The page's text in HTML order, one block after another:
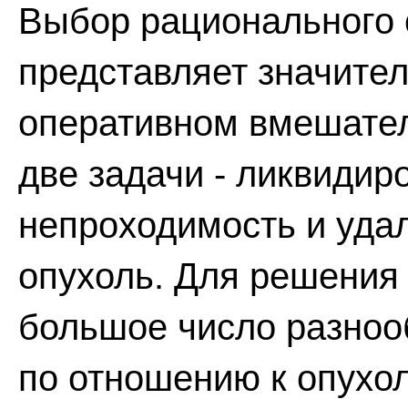
Выбор рационального
представляет
оперативном
две задачи -
непроходимость и
опухоль. Для
большое число
по отношению к